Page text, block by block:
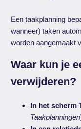
Een taakplanning
wanneer) taken
worden aangemaakt
Waar kun je
verwijderen?
In het scherm
Taakplanningen